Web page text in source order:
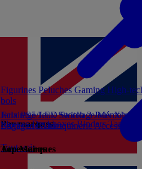
Figurines PeluchesGaming High-
bols
Par marques
Tout voir
Jeux PS5Jeux Switch 2Jeux Xbox
Livres et Guides
Accessoires
SleevesDeckboxesBindersTapis
Eclairage/LEDStockage/Mémoire
Bagagerie/MaroquinerieAccessoires
Top Marques